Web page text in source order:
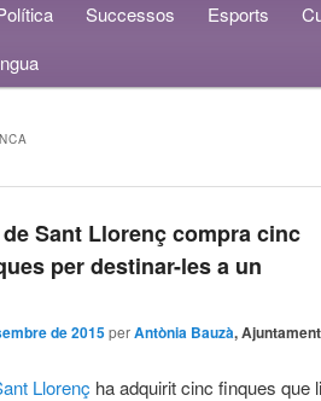
secundariSuccessos Esports
de Sant Llorenç compra cinc
per destinar-les a un
de 2015 perAntònia Bauzà, Ajuntament
Llorenç ha adquirit cinc finques que